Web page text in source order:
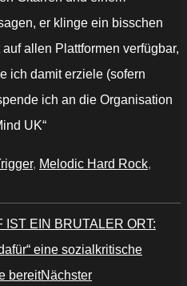
er klinge ein bisschen
auf allen Plattformen verfügbar,
ich damit erziele (sofern
ich an die Organisation
UK“
, Melodic Hard Rock,
IST EIN BRUTALER ORT:
eine sozialkritische
bereitNächster